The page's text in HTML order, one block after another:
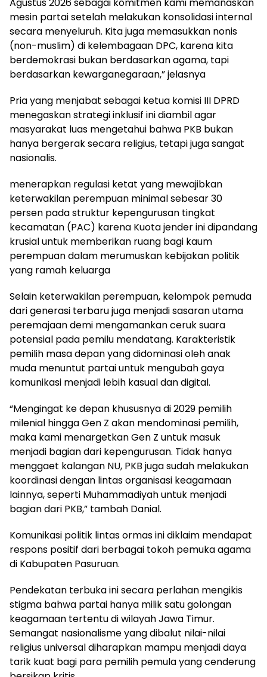
Agustus 2026 sebagai komitmen kami memanaskan
mesin partai setelah melakukan konsolidasi internal
secara menyeluruh. Kita juga memasukkan nonis
(non-muslim) di kelembagaan DPC, karena kita
berdemokrasi bukan berdasarkan agama, tapi
berdasarkan kewarganegaraan,” jelasnya
Pria yang menjabat sebagai ketua komisi III DPRD
menegaskan strategi inklusif ini diambil agar
masyarakat luas mengetahui bahwa PKB bukan
hanya bergerak secara religius, tetapi juga sangat
nasionalis.
menerapkan regulasi ketat yang mewajibkan
keterwakilan perempuan minimal sebesar 30
persen pada struktur kepengurusan tingkat
kecamatan (PAC) karena Kuota jender ini dipandang
krusial untuk memberikan ruang bagi kaum
perempuan dalam merumuskan kebijakan politik
yang ramah keluarga
Selain keterwakilan perempuan, kelompok pemuda
dari generasi terbaru juga menjadi sasaran utama
peremajaan demi mengamankan ceruk suara
potensial pada pemilu mendatang. Karakteristik
pemilih masa depan yang didominasi oleh anak
muda menuntut partai untuk mengubah gaya
komunikasi menjadi lebih kasual dan digital.
“Mengingat ke depan khususnya di 2029 pemilih
milenial hingga Gen Z akan mendominasi pemilih,
maka kami menargetkan Gen Z untuk masuk
menjadi bagian dari kepengurusan. Tidak hanya
menggaet kalangan NU, PKB juga sudah melakukan
koordinasi dengan lintas organisasi keagamaan
lainnya, seperti Muhammadiyah untuk menjadi
bagian dari PKB,” tambah Danial.
Komunikasi politik lintas ormas ini diklaim mendapat
respons positif dari berbagai tokoh pemuka agama
di Kabupaten Pasuruan.
Pendekatan terbuka ini secara perlahan mengikis
stigma bahwa partai hanya milik satu golongan
keagamaan tertentu di wilayah Jawa Timur.
Semangat nasionalisme yang dibalut nilai-nilai
religius universal diharapkan mampu menjadi daya
tarik kuat bagi para pemilih pemula yang cenderung